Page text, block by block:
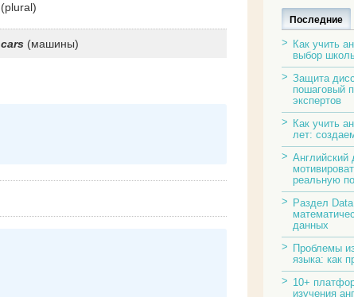
(plural)
cars (машины)
Последние
Как учить
выбор
Защита
пошаговый
экспертов
Как учить
лет:
Английский
реальную
Раздел
данных
Проблемы
языка: как
10+
изучения